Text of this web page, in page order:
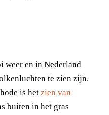
weer en in Nederland
te zien zijn.
is het zien van
buiten in het gras